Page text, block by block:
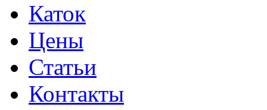
Каток
Цены
Статьи
Контакты